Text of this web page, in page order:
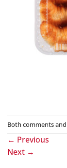
Both comments
← Previous
Next →